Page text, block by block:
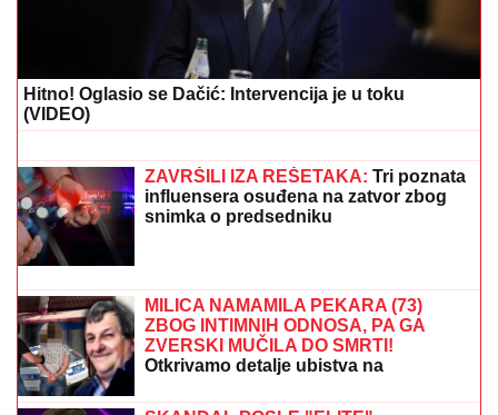
ŠTA VIDETI U BARSELONI:
put putujete u Španiju ovih osam
znamenitosti morate da vidite
snimak sa mora: Ponosni tata gura
kolica dok Ilijan spava, raznežila sve